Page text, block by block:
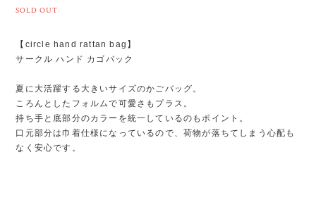
SOLD OUT
【circle hand rattan bag】
サークル ハンド カゴバック
夏に大活躍する大きいサイズのかごバッグ。
ころんとしたフォルムで可愛さもプラス。
持ち手と底部分のカラーを統一しているのもポイント。
口元部分は巾着仕様になっているので、荷物が落ちてしまう心配も
なく安心です。